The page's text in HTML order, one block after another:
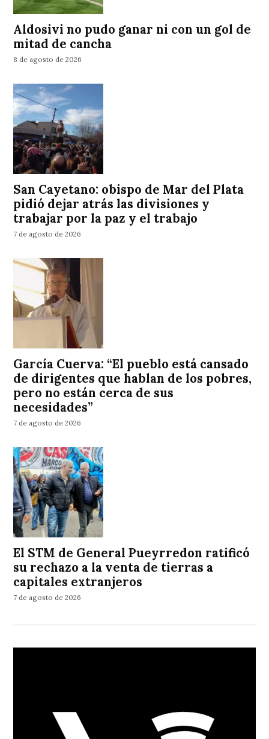
Aldosivi no pudo ganar ni con un gol de
mitad de cancha
8 de agosto de 2026
San Cayetano: obispo de Mar del Plata
pidió dejar atrás las divisiones y
trabajar por la paz y el trabajo
7 de agosto de 2026
García Cuerva: “El pueblo está cansado
de dirigentes que hablan de los pobres,
pero no están cerca de sus
necesidades”
7 de agosto de 2026
El STM de General Pueyrredon ratificó
su rechazo a la venta de tierras a
capitales extranjeros
7 de agosto de 2026